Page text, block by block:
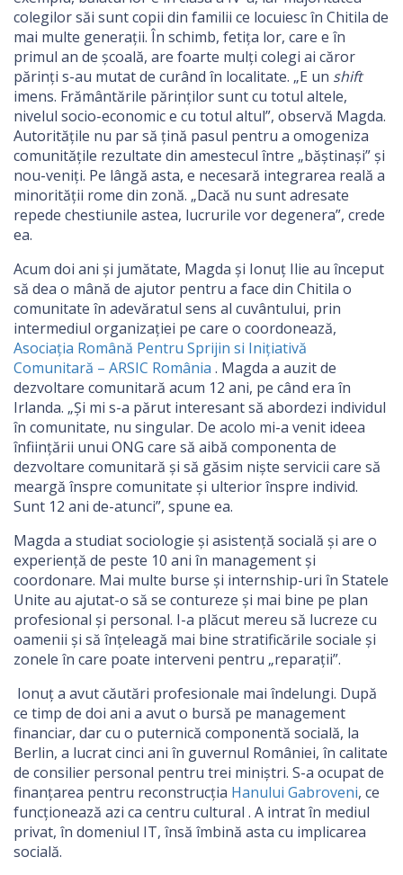
colegilor săi sunt copii din familii ce locuiesc în Chitila de
mai multe generații. În schimb, fetița lor, care e în
primul an de școală, are foarte mulți colegi ai căror
părinți s-au mutat de curând în localitate. „E un shift
imens. Frământările părinților sunt cu totul altele,
nivelul socio-economic e cu totul altul”, observă Magda.
Autoritățile nu par să țină pasul pentru a omogeniza
comunitățile rezultate din amestecul între „băștinași” și
nou-veniți. Pe lângă asta, e necesară integrarea reală a
minorității rome din zonă. „Dacă nu sunt adresate
repede chestiunile astea, lucrurile vor degenera”, crede
ea.
Acum doi ani și jumătate, Magda și Ionuț Ilie au început
să dea o mână de ajutor pentru a face din Chitila o
comunitate în adevăratul sens al cuvântului, prin
intermediul organizației pe care o coordonează,
Asociația Română Pentru Sprijin si Inițiativă
Comunitară – ARSIC România . Magda a auzit de
dezvoltare comunitară acum 12 ani, pe când era în
Irlanda. „Și mi s-a părut interesant să abordezi individul
în comunitate, nu singular. De acolo mi-a venit ideea
înființării unui ONG care să aibă componenta de
dezvoltare comunitară și să găsim niște servicii care să
meargă înspre comunitate și ulterior înspre individ.
Sunt 12 ani de-atunci”, spune ea.
Magda a studiat sociologie și asistență socială și are o
experiență de peste 10 ani în management și
coordonare. Mai multe burse și internship-uri în Statele
Unite au ajutat-o să se contureze și mai bine pe plan
profesional și personal. I-a plăcut mereu să lucreze cu
oamenii și să înțeleagă mai bine stratificările sociale și
zonele în care poate interveni pentru „reparații”.
Ionuț a avut căutări profesionale mai îndelungi. După
ce timp de doi ani a avut o bursă pe management
financiar, dar cu o puternică componentă socială, la
Berlin, a lucrat cinci ani în guvernul României, în calitate
de consilier personal pentru trei miniștri. S-a ocupat de
finanțarea pentru reconstrucția Hanului Gabroveni, ce
funcționează azi ca centru cultural . A intrat în mediul
privat, în domeniul IT, însă îmbină asta cu implicarea
socială.